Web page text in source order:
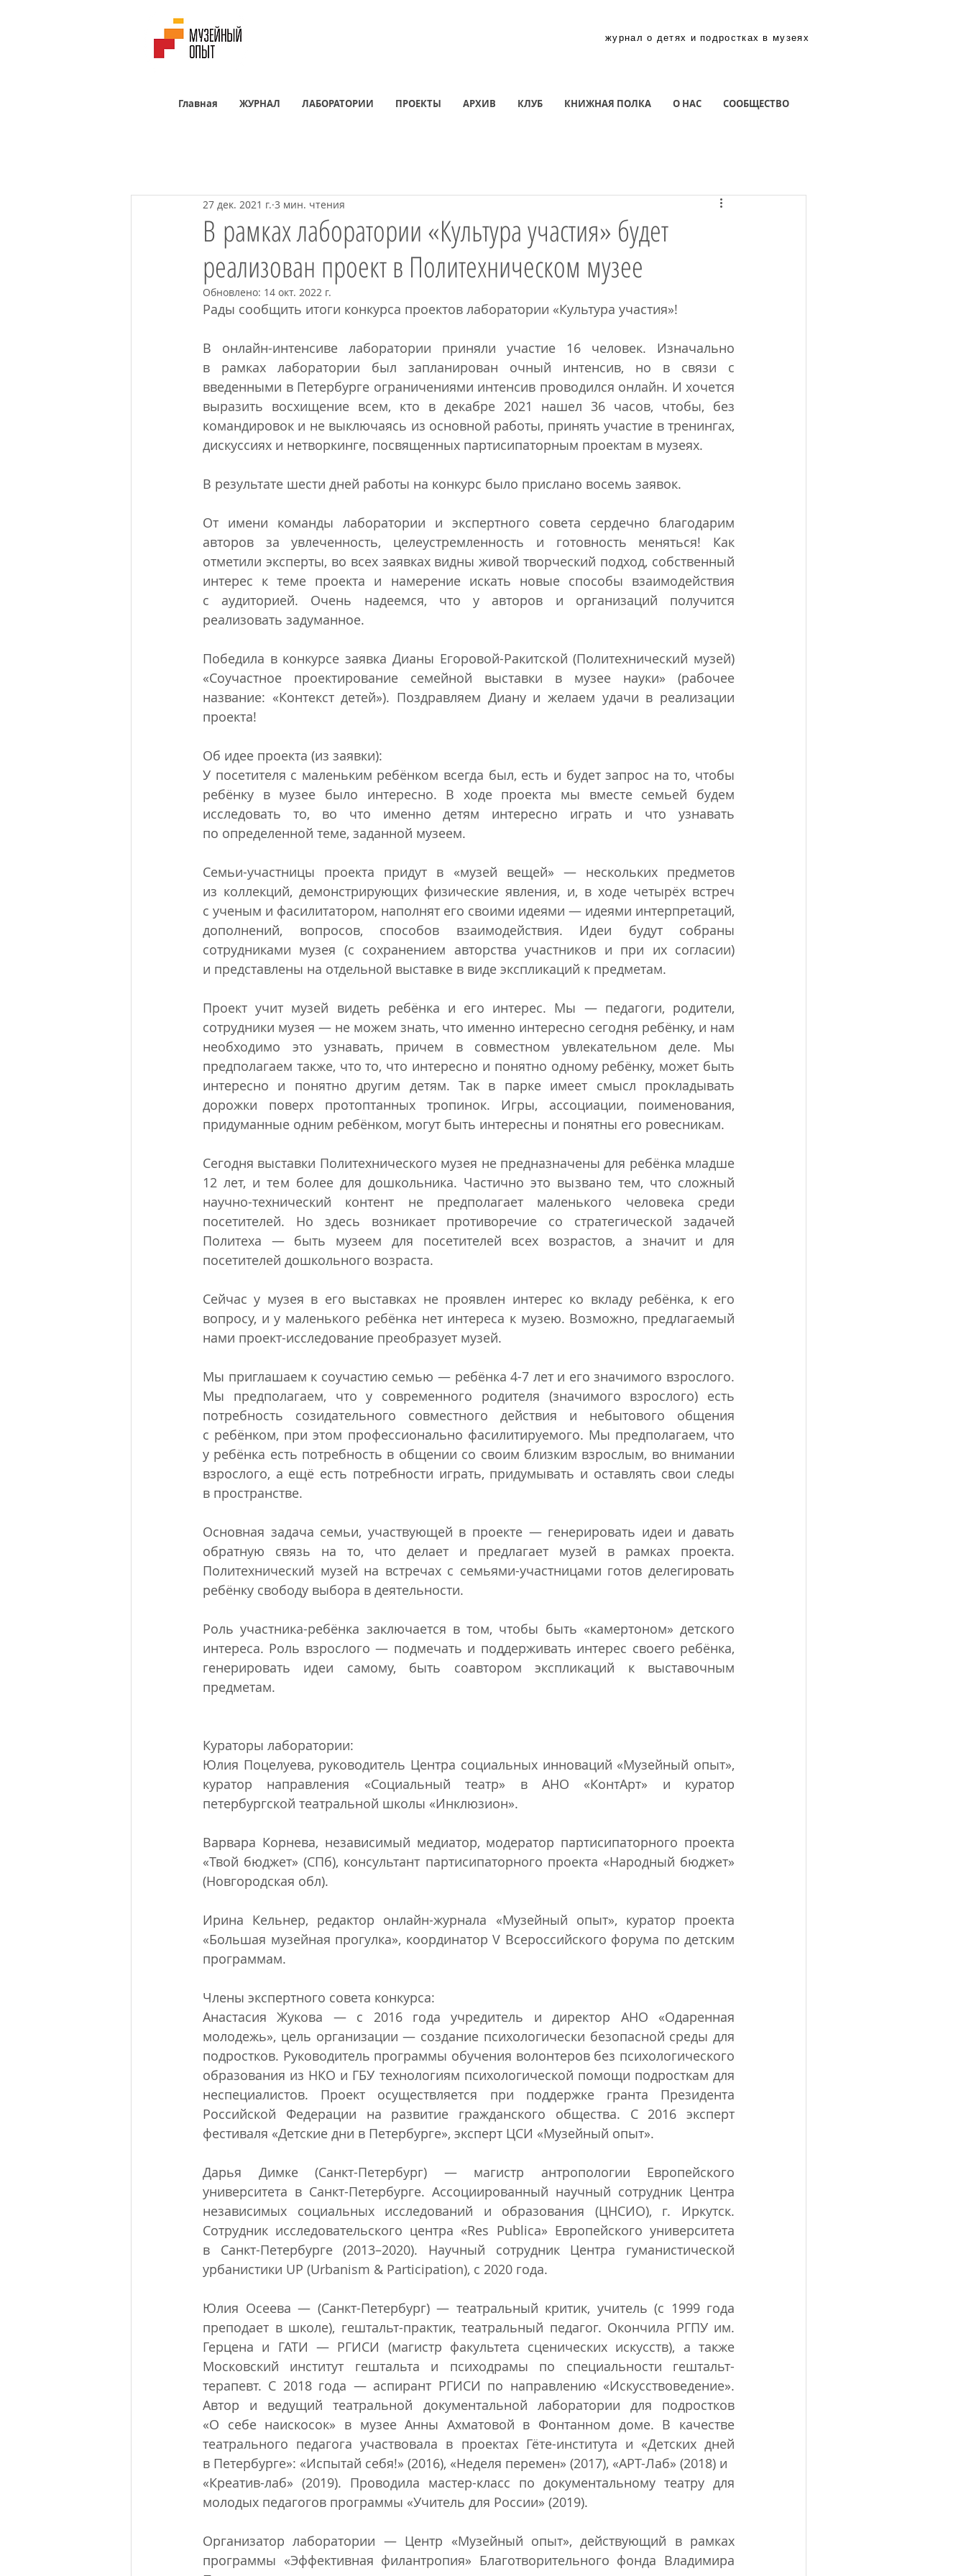
журнал о детях и подростках в музеях
Главная ЖУРНАЛ ЛАБОРАТОРИИ ПРОЕКТЫ АРХИВ КЛУБ КНИЖНАЯ ПОЛКА О НАС СООБЩЕСТВО
В рамках лаборатории «Культура участия» будет
реализован проект в Политехническом музее
27 дек. 2021 г. 3 мин. чтения
Обновлено: 14 окт. 2022 г.
Рады сообщить итоги конкурса проектов лаборатории «Культура участия»!
В онлайн-интенсиве лаборатории приняли участие 16 человек. Изначально
в рамках лаборатории был запланирован очный интенсив, но в связи с
введенными в Петербурге ограничениями интенсив проводился онлайн. И хочется
выразить восхищение всем, кто в декабре 2021 нашел 36 часов, чтобы, без
командировок и не выключаясь из основной работы, принять участие в тренингах,
дискуссиях и нетворкинге, посвященных партисипаторным проектам в музеях.
В результате шести дней работы на конкурс было прислано восемь заявок.
От имени команды лаборатории и экспертного совета сердечно благодарим
авторов за увлеченность, целеустремленность и готовность меняться! Как
отметили эксперты, во всех заявках видны живой творческий подход, собственный
интерес к теме проекта и намерение искать новые способы взаимодействия
с аудиторией. Очень надеемся, что у авторов и организаций получится
реализовать задуманное.
Победила в конкурсе заявка Дианы Егоровой-Ракитской (Политехнический музей)
«Соучастное проектирование семейной выставки в музее науки» (рабочее
название: «Контекст детей»). Поздравляем Диану и желаем удачи в реализации
проекта!
Об идее проекта (из заявки):
У посетителя с маленьким ребёнком всегда был, есть и будет запрос на то, чтобы
ребёнку в музее было интересно. В ходе проекта мы вместе семьей будем
исследовать то, во что именно детям интересно играть и что узнавать
по определенной теме, заданной музеем.
Семьи-участницы проекта придут в «музей вещей» — нескольких предметов
из коллекций, демонстрирующих физические явления, и, в ходе четырёх встреч
с ученым и фасилитатором, наполнят его своими идеями — идеями интерпретаций,
дополнений, вопросов, способов взаимодействия. Идеи будут собраны
сотрудниками музея (с сохранением авторства участников и при их согласии)
и представлены на отдельной выставке в виде экспликаций к предметам.
Проект учит музей видеть ребёнка и его интерес. Мы — педагоги, родители,
сотрудники музея — не можем знать, что именно интересно сегодня ребёнку, и нам
необходимо это узнавать, причем в совместном увлекательном деле. Мы
предполагаем также, что то, что интересно и понятно одному ребёнку, может быть
интересно и понятно другим детям. Так в парке имеет смысл прокладывать
дорожки поверх протоптанных тропинок. Игры, ассоциации, поименования,
придуманные одним ребёнком, могут быть интересны и понятны его ровесникам.
Сегодня выставки Политехнического музея не предназначены для ребёнка младше
12 лет, и тем более для дошкольника. Частично это вызвано тем, что сложный
научно-технический контент не предполагает маленького человека среди
посетителей. Но здесь возникает противоречие со стратегической задачей
Политеха — быть музеем для посетителей всех возрастов, а значит и для
посетителей дошкольного возраста.
Сейчас у музея в его выставках не проявлен интерес ко вкладу ребёнка, к его
вопросу, и у маленького ребёнка нет интереса к музею. Возможно, предлагаемый
нами проект-исследование преобразует музей.
Мы приглашаем к соучастию семью — ребёнка 4-7 лет и его значимого взрослого.
Мы предполагаем, что у современного родителя (значимого взрослого) есть
потребность созидательного совместного действия и небытового общения
с ребёнком, при этом профессионально фасилитируемого. Мы предполагаем, что
у ребёнка есть потребность в общении со своим близким взрослым, во внимании
взрослого, а ещё есть потребности играть, придумывать и оставлять свои следы
в пространстве.
Основная задача семьи, участвующей в проекте — генерировать идеи и давать
обратную связь на то, что делает и предлагает музей в рамках проекта.
Политехнический музей на встречах с семьями-участницами готов делегировать
ребёнку свободу выбора в деятельности.
Роль участника-ребёнка заключается в том, чтобы быть «камертоном» детского
интереса. Роль взрослого — подмечать и поддерживать интерес своего ребёнка,
генерировать идеи самому, быть соавтором экспликаций к выставочным
предметам.
Кураторы лаборатории:
Юлия Поцелуева, руководитель Центра социальных инноваций «Музейный опыт»,
куратор направления «Социальный театр» в АНО «КонтАрт» и куратор
петербургской театральной школы «Инклюзион».
Варвара Корнева, независимый медиатор, модератор партисипаторного проекта
«Твой бюджет» (СПб), консультант партисипаторного проекта «Народный бюджет»
(Новгородская обл).
Ирина Кельнер, редактор онлайн-журнала «Музейный опыт», куратор проекта
«Большая музейная прогулка», координатор V Всероссийского форума по детским
программам.
Члены экспертного совета конкурса:
Анастасия Жукова — с 2016 года учредитель и директор АНО «Одаренная
молодежь», цель организации — создание психологически безопасной среды для
подростков. Руководитель программы обучения волонтеров без психологического
образования из НКО и ГБУ технологиям психологической помощи подросткам для
неспециалистов. Проект осуществляется при поддержке гранта Президента
Российской Федерации на развитие гражданского общества. С 2016 эксперт
фестиваля «Детские дни в Петербурге», эксперт ЦСИ «Музейный опыт».
Дарья Димке (Санкт-Петербург) — магистр антропологии Европейского
университета в Санкт-Петербурге. Ассоциированный научный сотрудник Центра
независимых социальных исследований и образования (ЦНСИО), г. Иркутск.
Сотрудник исследовательского центра «Res Publica» Европейского университета
в Санкт-Петербурге (2013–2020). Научный сотрудник Центра гуманистической
урбанистики UP (Urbanism & Participation), с 2020 года.
Юлия Осеева — (Санкт-Петербург) — театральный критик, учитель (с 1999 года
преподает в школе), гештальт-практик, театральный педагог. Окончила РГПУ им.
Герцена и ГАТИ — РГИСИ (магистр факультета сценических искусств), а также
Московский институт гештальта и психодрамы по специальности гештальт-
терапевт. С 2018 года — аспирант РГИСИ по направлению «Искусствоведение».
Автор и ведущий театральной документальной лаборатории для подростков
«О себе наискосок» в музее Анны Ахматовой в Фонтанном доме. В качестве
театрального педагога участвовала в проектах Гёте-института и «Детских дней
в Петербурге»: «Испытай себя!» (2016), «Неделя перемен» (2017), «АРТ-Лаб» (2018) и
«Креатив-лаб» (2019). Проводила мастер-класс по документальному театру для
молодых педагогов программы «Учитель для России» (2019).
Организатор лаборатории — Центр «Музейный опыт», действующий в рамках
программы «Эффективная филантропия» Благотворительного фонда Владимира